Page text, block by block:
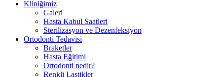
Kliniğimiz
Galeri
Hasta Kabul Saatleri
Sterilizasyon ve Dezenfeksiyon
Ortodonti Tedavisi
Braketler
Hasta Eğitimi
Ortodonti nedir?
Renkli Lastikler